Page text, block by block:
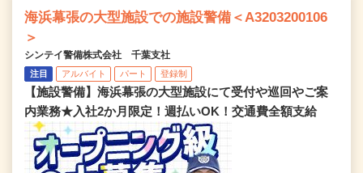
海浜幕張の大型施設での施設警備＜A3203200106
＞
シンテイ警備株式会社 千葉支社
注目 アルバイト パート 登録制
【施設警備】海浜幕張の大型施設にて受付や巡回やご案
内業務★入社2か月限定！週払いOK！交通費全額支給